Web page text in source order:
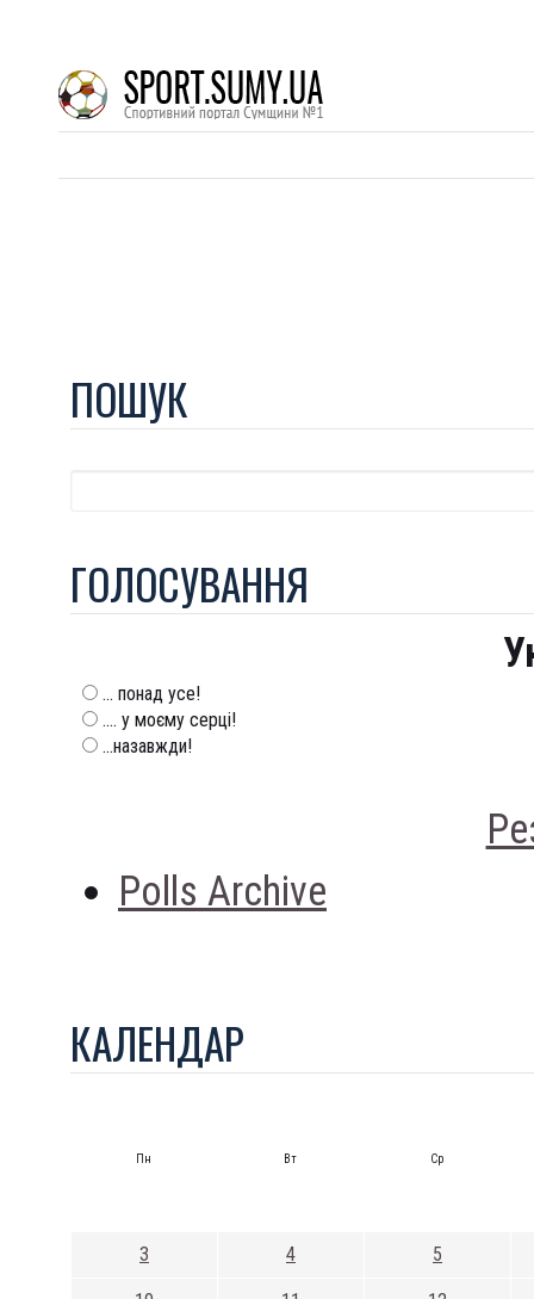
ПОШУК
ГОЛОСУВАННЯ
... понад усе!
.... у моєму серці!
...назавжди!
Polls Archive
КАЛЕНДАР
Пн Вт Ср
3 4 5